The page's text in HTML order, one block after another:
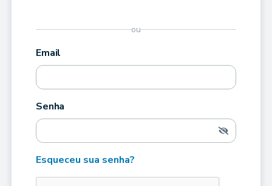
ou
Email
Senha
Esqueceu sua senha?